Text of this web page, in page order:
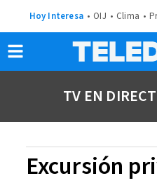
Hoy Interesa OIJ Clima
TV EN
Excursión